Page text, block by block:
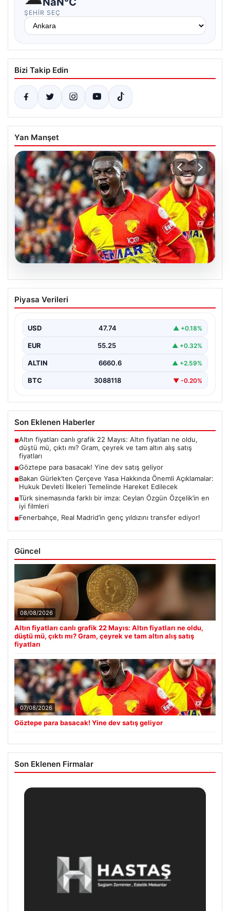
ŞEHIR SEÇ
Bizi Takip Edin
Yan Manşet
07.08.2026
Göztepe para basacak! Yine dev satış
geliyor
Piyasa Verileri
USD 47.74 ▲ +0.18%
EUR 55.25 ▲ +0.32%
ALTIN 6660.6 ▲ +2.59%
BTC 3088118 ▼ -0.20%
Son Eklenen Haberler
■Altın fiyatları canlı grafik 22 Mayıs: Altın fiyatları ne oldu,
düştü mü, çıktı mı? Gram, çeyrek ve tam altın alış satış
fiyatları
■Göztepe para basacak! Yine dev satış geliyor
■Bakan Gürlek’ten Çerçeve Yasa Hakkında Önemli Açıklamalar:
Hukuk Devleti İlkeleri Temelinde Hareket Edilecek
■Türk sinemasında farklı bir imza: Ceylan Özgün Özçelik’in en
iyi filmleri
■Fenerbahçe, Real Madrid’in genç yıldızını transfer ediyor!
Güncel
08/08/2026
Altın fiyatları canlı grafik 22 Mayıs: Altın fiyatları ne oldu,
düştü mü, çıktı mı? Gram, çeyrek ve tam altın alış satış
fiyatları
07/08/2026
Göztepe para basacak! Yine dev satış geliyor
Son Eklenen Firmalar